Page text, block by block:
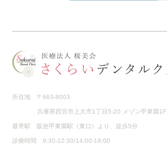
所在地 〒663-8003
兵庫県西宮市上大市1丁目5-20 メゾン甲東園1F
最寄駅 阪急甲東園駅（東口）より、徒歩5分
診療時間 9:30-12:30/14:00-18:00